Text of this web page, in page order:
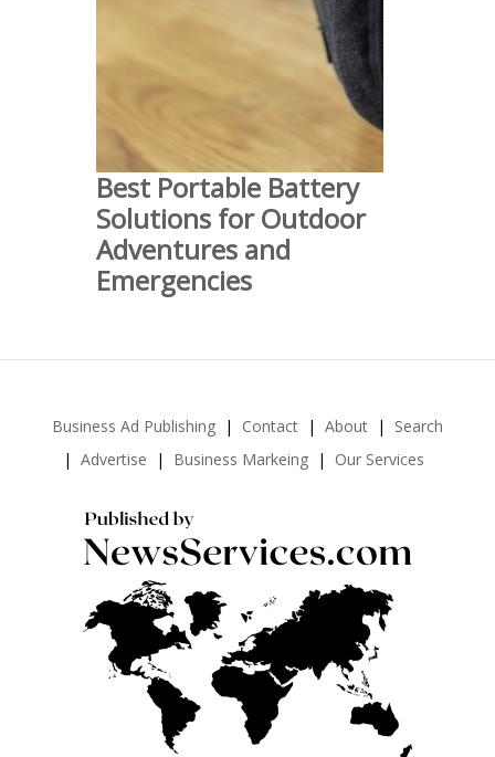
Best Portable Battery
Solutions for Outdoor
Adventures and
Emergencies
Business Ad Publishing Contact About
Search
Advertise
Business Markeing Our Services